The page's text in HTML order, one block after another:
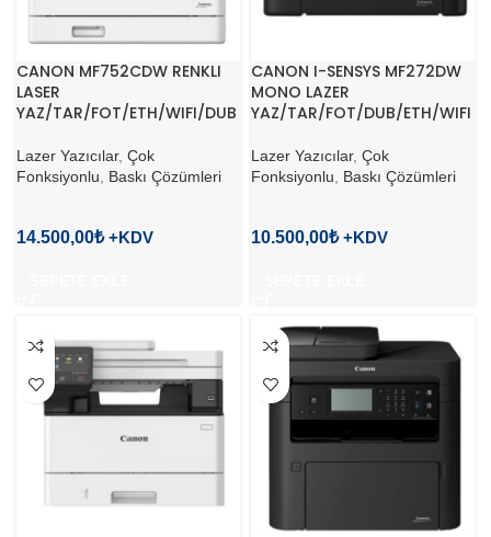
CANON MF752CDW RENKLI
LASER
YAZ/TAR/FOT/ETH/WIFI/DUB
Lazer Yazıcılar, Çok
Fonksiyonlu
Baskı Çözümleri
14.500,00₺
CANON I-SENSYS MF272DW
MONO LAZER
YAZ/TAR/FOT/DUB/ETH/WIFI
Lazer Yazıcılar, Çok
Fonksiyonlu
Baskı Çözümleri
10.500,00₺